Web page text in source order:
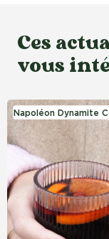
Ces
vous
Napoléon Dynamite